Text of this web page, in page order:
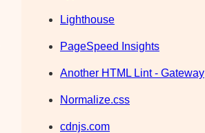
Lighthouse
PageSpeed Insights
Another HTML Lint - Gateway
Normalize.css
cdnjs.com